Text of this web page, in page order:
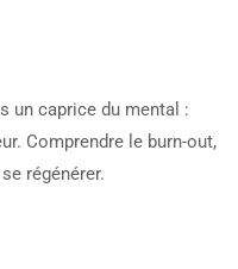
un caprice du mental :
Comprendre le burn-out,
régénérer.